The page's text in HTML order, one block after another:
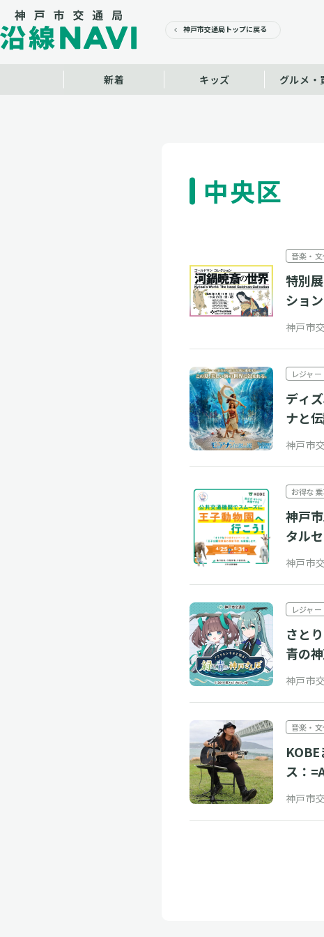
神戸市交通局トップに戻る
新着 キッズ グルメ・
中央区
音楽・文
特別
ショ
神戸市
レジャ
ディ
ナと
ゼン
神戸市
お得な
神戸
タル
神戸市
レジャ
さと
青の
神戸市
音楽・文
ス：
神戸市